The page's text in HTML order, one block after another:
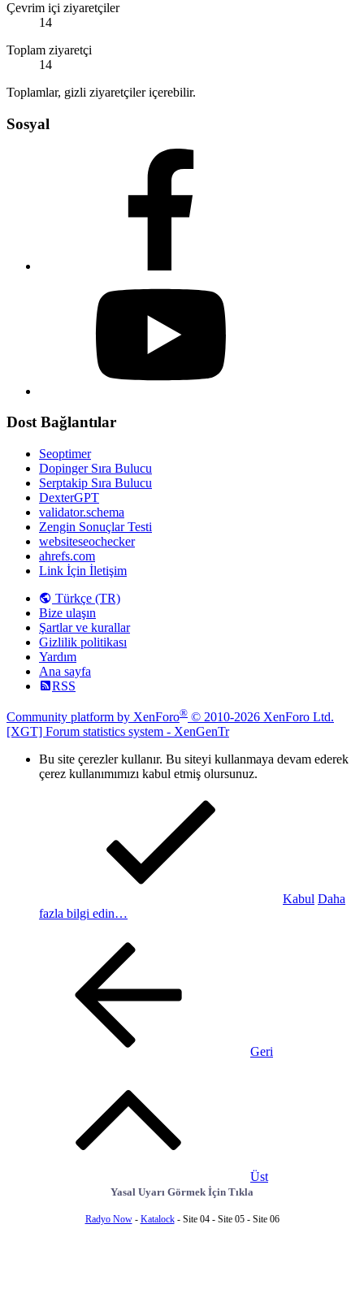
Çevrim içi ziyaretçiler
14
Toplam ziyaretçi
14
Toplamlar, gizli ziyaretçiler içerebilir.
Sosyal
Dost Bağlantılar
Seoptimer
Dopinger Sıra Bulucu
Serptakip Sıra Bulucu
DexterGPT
validator.schema
Zengin Sonuçlar Testi
websiteseochecker
ahrefs.com
Link İçin İletişim
Türkçe (TR)
Bize ulaşın
Şartlar ve kurallar
Gizlilik politikası
Yardım
Ana sayfa
RSS
Community platform by XenForo® © 2010-2026 XenForo Ltd.
[XGT] Forum statistics system - XenGenTr
Bu site çerezler kullanır. Bu siteyi kullanmaya devam ederek
çerez kullanımımızı kabul etmiş olursunuz.
Kabul Daha
fazla bilgi edin…
Geri
Üst
Yasal Uyarı Görmek İçin Tıkla
Radyo Now- Katalock- Site 04 - Site 05 - Site 06